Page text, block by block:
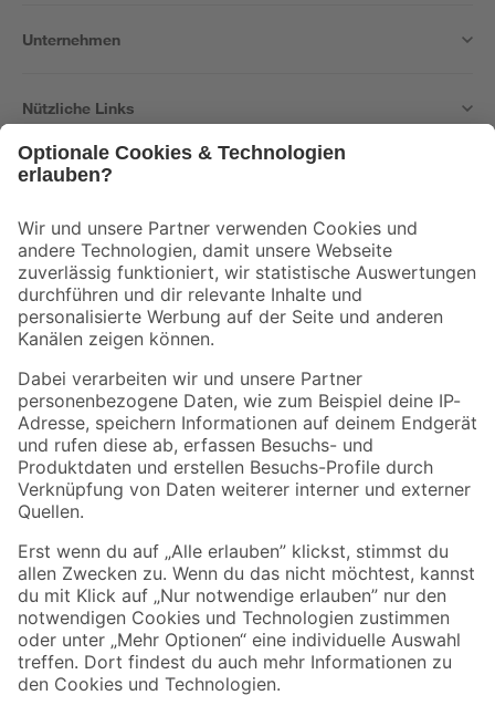
Unternehmen
Nützliche Links
Der toom Newsletter: Keine Angebote und Aktionen mehr verpassen!
Zur Newsletter Anmeldung
Folge uns
Zahlungsarten Versandarten
Sicher einkaufen
Jetzt die toom-App herunterladen